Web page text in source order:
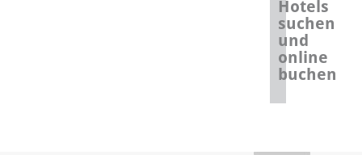
Hotels
suchen
und
online
buchen